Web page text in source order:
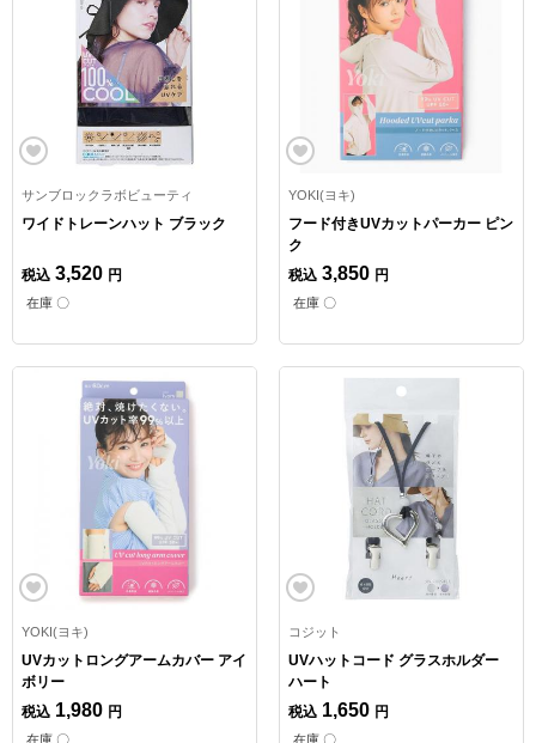
サンブロックラボビューティ
ワイドトレーンハット ブラック
税込 3,520 円
在庫 〇
YOKI(ヨキ)
フード付きUVカットパーカー ピン
ク
税込 3,850 円
在庫 〇
YOKI(ヨキ)
UVカットロングアームカバー アイ
ボリー
税込 1,980 円
在庫 〇
コジット
UVハットコード グラスホルダー
ハート
税込 1,650 円
在庫 〇